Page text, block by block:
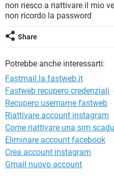
TIKTOK
INSTAGRAM
TIKTOK
INTRATTENIMENTO
INSTAGRAM
HARDWARE
non riesco a riattivare il mio
non ricordo la password
Share
Potrebbe anche interessarti:
Fastmail.la.fastweb.it
Fastweb recupero credenziali
Recupero username fastweb -
Riattivare account instagram
Come riattivare una sim
Eliminare account facebook
Crea account instagram
Gmail nuovo account